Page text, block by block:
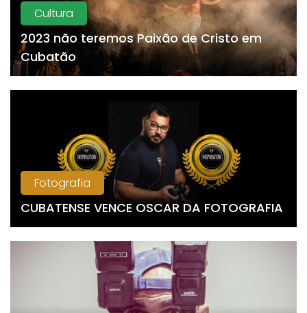
Cultura
2023 não teremos Paixão de Cristo em
Cubatão
Fotografia
CUBATENSE VENCE OSCAR DA FOTOGRAFIA